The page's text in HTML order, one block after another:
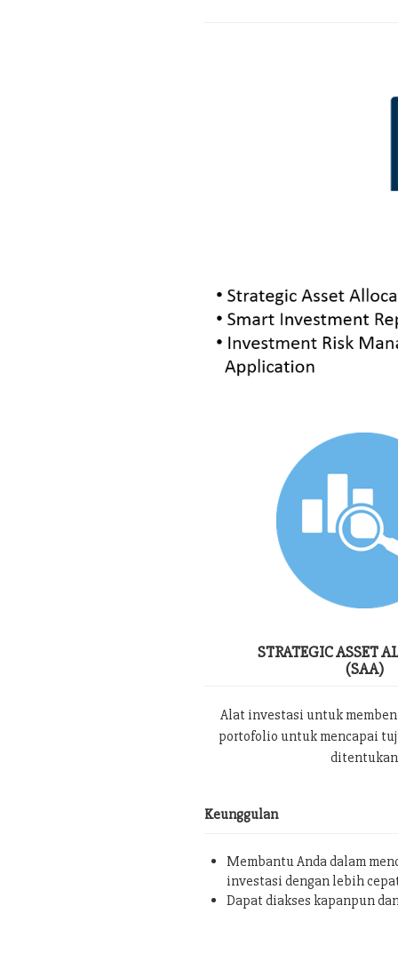
STRATEGIC ASSET
(SAA)
Alat investasi untuk
portofolio untuk mencapai
ditentukan
Keunggulan
Membantu Anda dalam
investasi dengan lebih
Dapat diakses kapanpun